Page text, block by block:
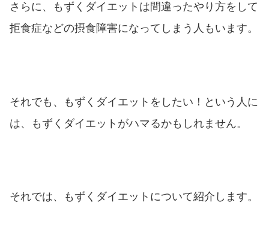
さらに、もずくダイエットは間違ったやり方をして
拒食症などの摂食障害になってしまう人もいます。
それでも、もずくダイエットをしたい！という人に
は、もずくダイエットがハマるかもしれません。
それでは、もずくダイエットについて紹介します。